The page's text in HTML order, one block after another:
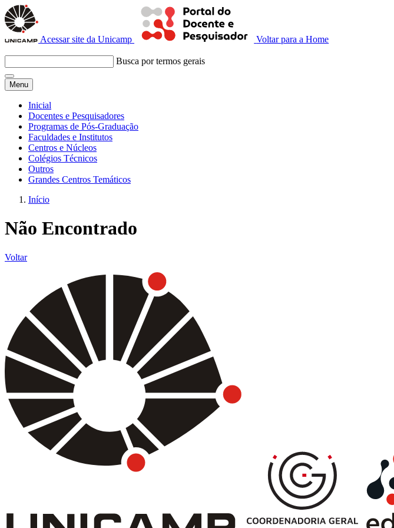
Acessar site da Unicamp Voltar para a Home
Busca por termos gerais
Menu
Inicial
Docentes e Pesquisadores
Programas de Pós-Graduação
Faculdades e Institutos
Centros e Núcleos
Colégios Técnicos
Outros
Grandes Centros Temáticos
Início
Não Encontrado
Voltar